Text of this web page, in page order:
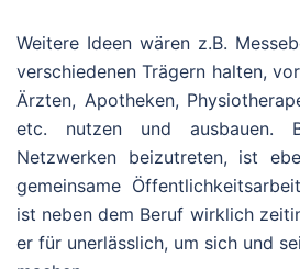
Weitere Ideen wären z.B.
verschiedenen Trägern halten,
Ärzten, Apotheken,
etc. nutzen und ausbauen.
Netzwerken beizutreten, ist
gemeinsame
ist neben dem Beruf wirklich
er für unerlässlich, um sich und